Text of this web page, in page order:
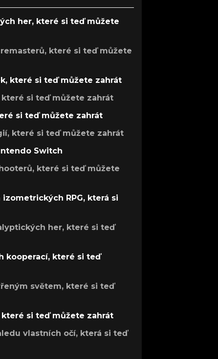
her, které si teď můžete
které si teď můžete
které si teď můžete zahrát
si teď můžete zahrát
si teď můžete zahrát
které si teď můžete zahrát
Switch
které si teď můžete
RPG, která si
her, které si teď
kooperací, které si teď
světem, které si teď
si teď můžete zahrát
vlastních očí, která si teď